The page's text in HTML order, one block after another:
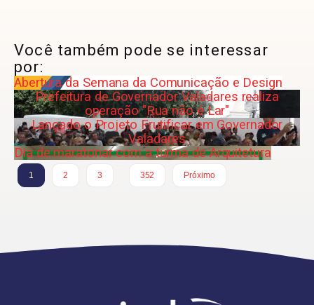
Você também pode se interessar
por:
Abertura da Semana da Comunicação e Design
Prefeitura de Governador Valadares realiza
operação "Rua não é Lar"
Lançado o Projeto Frutificar em Governador
Valadares
Dia de maratonar com a turma de Arquitetura
1 2 3
352
Próximo